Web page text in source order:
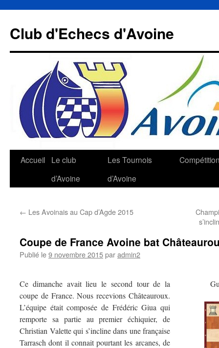
contenu
Club d'Echecs d'Avoine
Accueil
Le club
d’Avoine
Les Tournois
d’Avoine
← Les Avoinais au Cap d’Agde 2015
Coupe de France Avoine bat
Publié le9 novembre 2015paradmin2
Ce dimanche avait lieu le second tour de la
coupe de France. Nous recevions Châteauroux.
L’équipe était composée de Frédéric Giua qui
remporte sa partie au premier échiquier, de
Christian Valette qui s’incline dans une française
Tarrasch dont il connait pourtant les arcanes, de